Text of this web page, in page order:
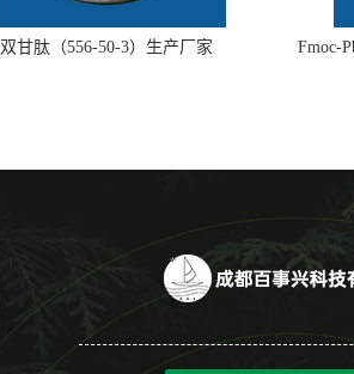
双甘肽（556-50-3）生产厂家 Fmoc-